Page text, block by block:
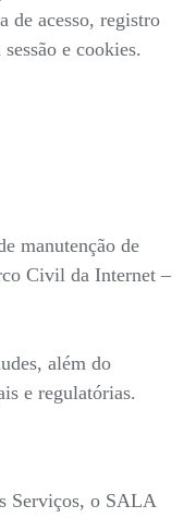
de acesso, registro
e cookies.
manutenção de
Civil da Internet –
além do
e regulatórias.
Serviços, o SALA